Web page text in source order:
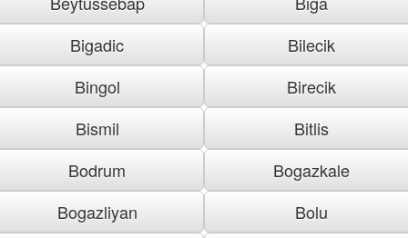
Bigadic
Bilecik
Bingol
Birecik
Bismil
Bitlis
Bodrum
Bogazkale
Bogazliyan
Bolu